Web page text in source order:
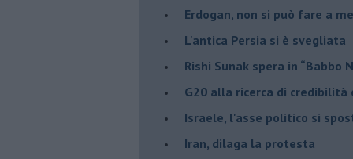
Erdogan, non si può fare a
L'antica Persia si è svegliata
Rishi Sunak spera in “Babbo
G20 alla ricerca di
Israele, l'asse politico si
Iran, dilaga la protesta